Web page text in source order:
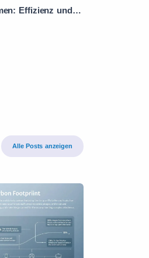
Tablet-Wartung im Unternehmen: Effizienz und Produktivität optimieren
Alle Posts anzeigen